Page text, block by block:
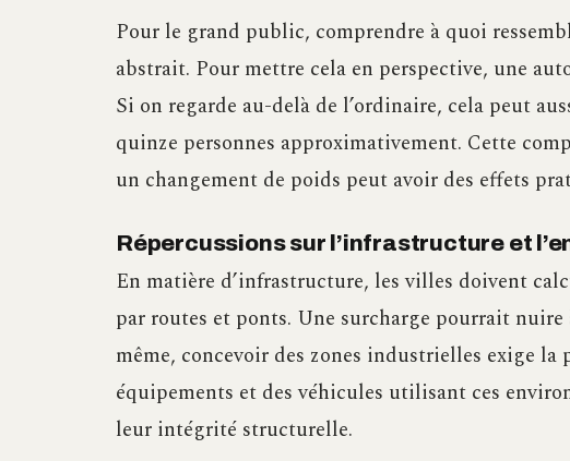
Pour le grand public, comprendre à quoi
abstrait. Pour mettre cela en perspective, une
Si on regarde au-delà de l’ordinaire, cela peut
quinze personnes approximativement. Cette
un changement de poids peut avoir des effets
Répercussions sur l’infrastructure et
En matière d’infrastructure, les villes doivent
par routes et ponts. Une surcharge pourrait
même, concevoir des zones industrielles exige la
équipements et des véhicules utilisant ces
leur intégrité structurelle.